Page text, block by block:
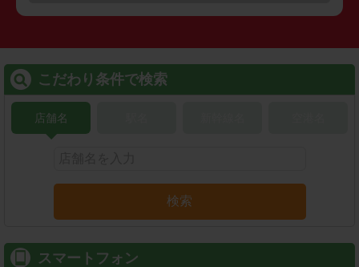
こだわり条件で検索
店舗名
検索
スマートフォン